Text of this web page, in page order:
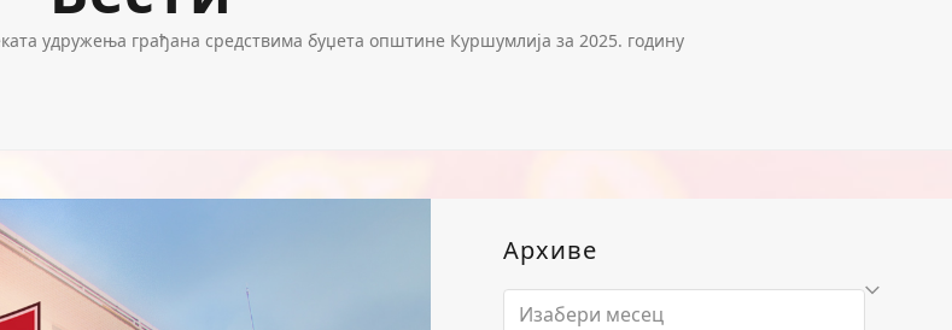
удружења грађана средствима буџета општине Куршумлија за 2025. годину
Архиве
Архиве